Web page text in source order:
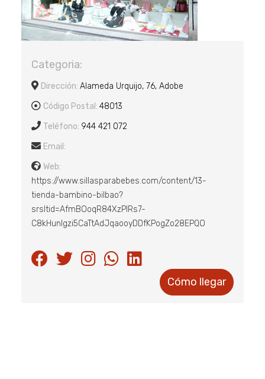
Categoria:
Dirección: Alameda Urquijo, 76, Adobe
Código Postal: 48013
Teléfono: 944 421 072
Email:
Web:
https://www.sillasparabebes.com/content/13-
tienda-bambino-bilbao?
srsltid=AfmBOoqR84XzPIRs7-
C8kHunIgzi5CaTtAdJqaooyDDfKPogZo28EPQO
Cómo llegar